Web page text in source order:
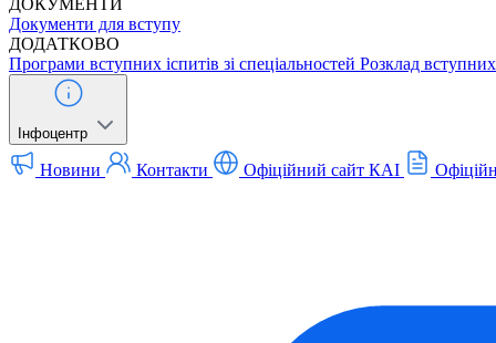
ДОКУМЕНТИ
Документи для вступу
ДОДАТКОВО
Програми вступних іспитів зі спеціальностей Розклад вступних
Інфоцентр
Новини Контакти Офіційний сайт КАІ